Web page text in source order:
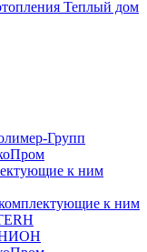
Теплый дом
Групп
к ним
к ним